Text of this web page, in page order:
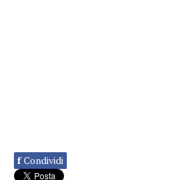
f Condividi